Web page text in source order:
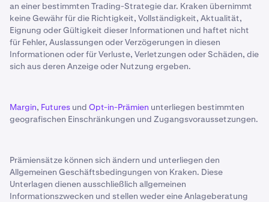
an einer bestimmten Trading-Strategie dar. Kraken übernimmt
keine Gewähr für die Richtigkeit, Vollständigkeit, Aktualität,
Eignung oder Gültigkeit dieser Informationen und haftet nicht
für Fehler, Auslassungen oder Verzögerungen in diesen
Informationen oder für Verluste, Verletzungen oder Schäden, die
sich aus deren Anzeige oder Nutzung ergeben.
Margin, Futures und Opt-in-Prämien unterliegen bestimmten
geografischen Einschränkungen und Zugangsvoraussetzungen.
Prämiensätze können sich ändern und unterliegen den
Allgemeinen Geschäftsbedingungen von Kraken. Diese
Unterlagen dienen ausschließlich allgemeinen
Informationszwecken und stellen weder eine Anlageberatung